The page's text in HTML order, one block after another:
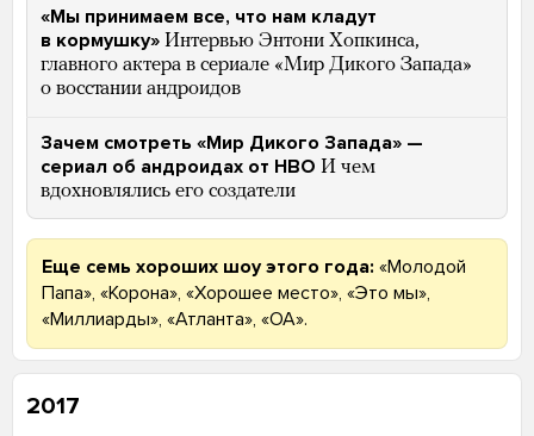
«Мы принимаем все, что нам кладут
в кормушку» Интервью Энтони Хопкинса,
главного актера в сериале «Мир Дикого Запада»
о восстании андроидов
Зачем смотреть «Мир Дикого Запада» —
сериал об андроидах от HBO И чем
вдохновлялись его создатели
Еще семь хороших шоу этого года: «Молодой
Папа», «Корона», «Хорошее место», «Это мы»,
«Миллиарды», «Атланта», «OA».
2017